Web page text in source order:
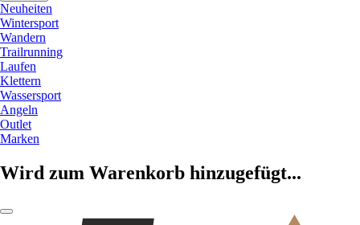
Neuheiten
Wintersport
Wandern
Trailrunning
Laufen
Klettern
Wassersport
Angeln
Outlet
Marken
Wird zum Warenkorb hinzugefügt...